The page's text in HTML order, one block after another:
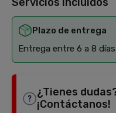
Plazo de entrega
Entrega entre 6 a 8
¿Tienes
¡Contáctanos!